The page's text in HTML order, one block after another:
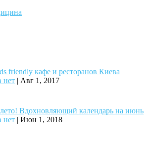
friendly кафе и ресторанов Киева
нет | Авг 1, 2017
Вдохновляющий календарь на июнь
нет | Июн 1, 2018